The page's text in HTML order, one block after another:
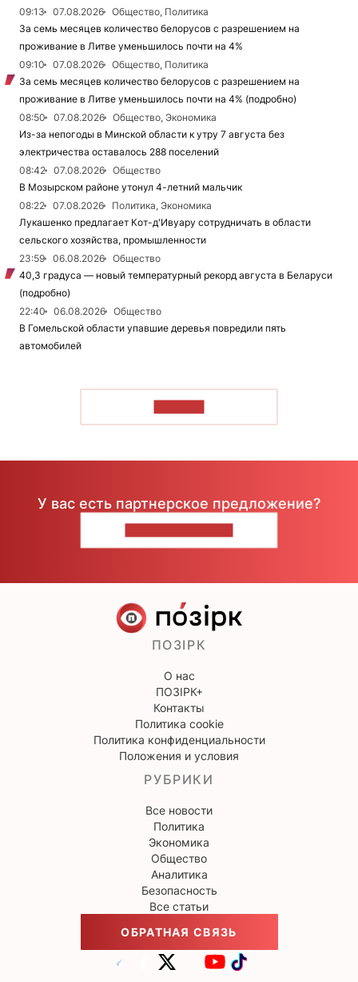
09:13
07.08.2026
Общество, Политика
За семь месяцев количество белорусов с разрешением на
проживание в Литве уменьшилось почти на 4%
09:10
07.08.2026
Общество, Политика
За семь месяцев количество белорусов с разрешением на
проживание в Литве уменьшилось почти на 4% (подробно)
08:50
07.08.2026
Общество, Экономика
Из-за непогоды в Минской области к утру 7 августа без
электричества оставалось 288 поселений
08:42
07.08.2026
Общество
В Мозырском районе утонул 4-летний мальчик
08:22
07.08.2026
Политика, Экономика
Лукашенко предлагает Кот-д'Ивуару сотрудничать в области
сельского хозяйства, промышленности
23:59
06.08.2026
Общество
40,3 градуса — новый температурный рекорд августа в Беларуси
(подробно)
22:40
06.08.2026
Общество
В Гомельской области упавшие деревья повредили пять
автомобилей
У вас есть партнерское предложение?
ПОЗІРК
О нас
ПОЗІРК+
Контакты
Политика cookie
Политика конфиденциальности
Положения и условия
РУБРИКИ
Все новости
Политика
Экономика
Общество
Аналитика
Безопасность
Все статьи
ОБРАТНАЯ СВЯЗЬ